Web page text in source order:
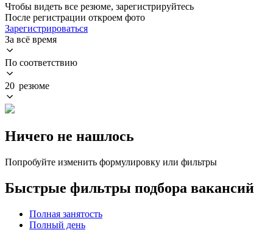
Чтобы видеть все резюме, зарегистрируйтесь
После регистрации откроем фото
Зарегистрироваться
За всё время
По соответствию
20 резюме
Ничего не нашлось
Попробуйте изменить формулировку или фильтры
Быстрые фильтры подбора вакансий
Полная занятость
Полный день